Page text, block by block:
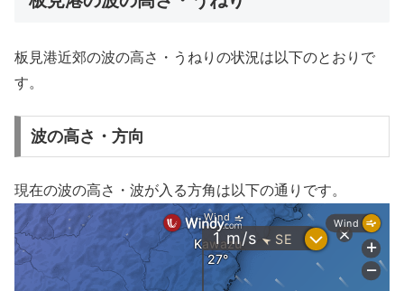
板見港近郊の波の高さ・うねりの状況は以下のとおりで
す。
波の高さ・方向
現在の波の高さ・波が入る方角は以下の通りです。